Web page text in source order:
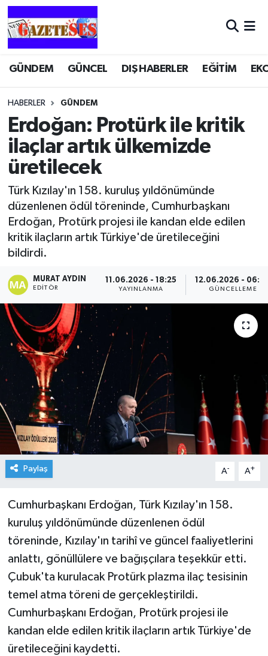
GÜNDEM GÜNCEL DIŞ HABERLER EĞİTİM
HABERLER GÜNDEM
Erdoğan: Protürk ile kritik
ilaçlar artık ülkemizde
üretilecek
Türk Kızılay'ın 158. kuruluş yıldönümünde
düzenlenen ödül töreninde, Cumhurbaşkanı
Erdoğan, Protürk projesi ile kandan elde edilen
kritik ilaçların artık Türkiye'de üretileceğini
bildirdi.
MURAT AYDIN
EDITÖR
11.06.2026 - 18:25
YAYINLANMA
12.06.2026 -
GÜNCELLEME
Paylaş A- A+
Cumhurbaşkanı Erdoğan, Türk Kızılay'ın 158.
kuruluş yıldönümünde düzenlenen ödül
töreninde, Kızılay'ın tarihî ve güncel faaliyetlerini
anlattı, gönüllülere ve bağışçılara teşekkür etti.
Çubuk'ta kurulacak Protürk plazma ilaç tesisinin
temel atma töreni de gerçekleştirildi.
Cumhurbaşkanı Erdoğan, Protürk projesi ile
kandan elde edilen kritik ilaçların artık Türkiye'de
üretileceğini kaydetti.